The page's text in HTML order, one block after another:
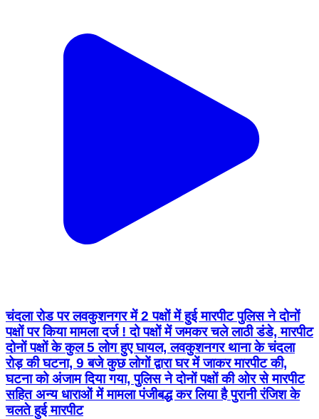
चंदला रोड पर लवकुशनगर में 2 पक्षों में हुई मारपीट पुलिस ने दोनों
पक्षों पर किया मामला दर्ज ! दो पक्षों में जमकर चले लाठी डंडे, मारपीट
दोनों पक्षों के कुल 5 लोग हुए घायल, लवकुशनगर थाना के चंदला
रोड़ की घटना, 9 बजे कुछ लोगों द्वारा घर में जाकर मारपीट की,
घटना को अंजाम दिया गया, पुलिस ने दोनों पक्षों की ओर से मारपीट
सहित अन्य धाराओं में मामला पंजीबद्ध कर लिया है पुरानी रंजिश के
चलते हुई मारपीट